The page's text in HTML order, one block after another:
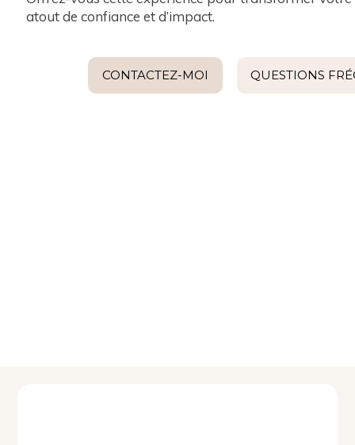
atout de confiance et d’impact.
CONTACTEZ-MOI QUESTIONS